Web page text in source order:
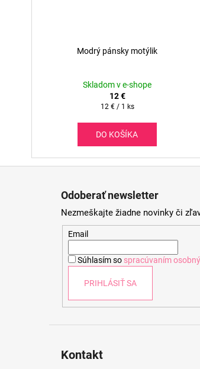
Modrý pánsky motýlik
Skladom v e-shope
12 €
Jednotková
12 € / 1 ks
DO KOŠÍKA
Odoberať newsletter
Nezmeškajte žiadne novinky či
Email
Súhlasím so spracúvaním
PRIHLÁSIŤ SA
Kontakt